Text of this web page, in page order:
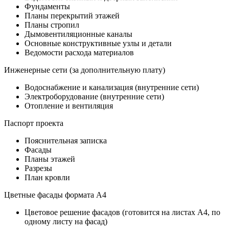
Фундаменты
Планы перекрытий этажей
Планы стропил
Дымовентиляционные каналы
Основные конструктивные узлы и детали
Ведомости расхода материалов
Инженерные сети (за дополнительную плату)
Водоснабжение и канализация (внутренние сети)
Электроборудование (внутренние сети)
Отопление и вентиляция
Паспорт проекта
Пояснительная записка
Фасады
Планы этажей
Разрезы
План кровли
Цветные фасады формата А4
Цветовое решение фасадов (готовится на листах А4, по
одному листу на фасад)